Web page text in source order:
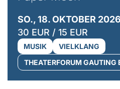
SO., 18. OKTOBER 2026
30 EUR / 15 EUR
MUSIK
VIELKLANG
THEATERFORUM GAUTING